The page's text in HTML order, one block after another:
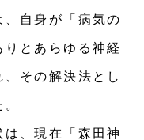
自身が「病気の
とあらゆる神経
その解決法とし
、現在「森田神